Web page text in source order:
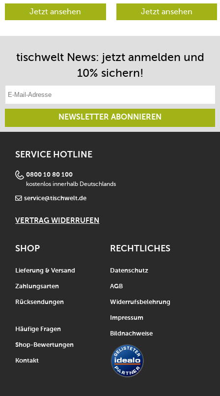
verschiedene Richtungen
lenken lässt.Jetzt ansehen
begeistert sein.
Jetzt ansehen
tischwelt News: jetzt anmelden und
10% sichern!
E-Mail-Adresse eintragen
NEWSLETTER ABONNIEREN
SERVICE HOTLINE
0800 10 80 100
kostenlos innerhalb Deutschlands
service@tischwelt.de
VERTRAG WIDERRUFEN
SHOP
Lieferung & Versand
Zahlungsarten
Rücksendungen
Häufige Fragen
Shop-Bewertungen
Kontakt
RECHTLICHES
Datenschutz
AGB
Widerrufsbelehrung
Impressum
Bildnachweise